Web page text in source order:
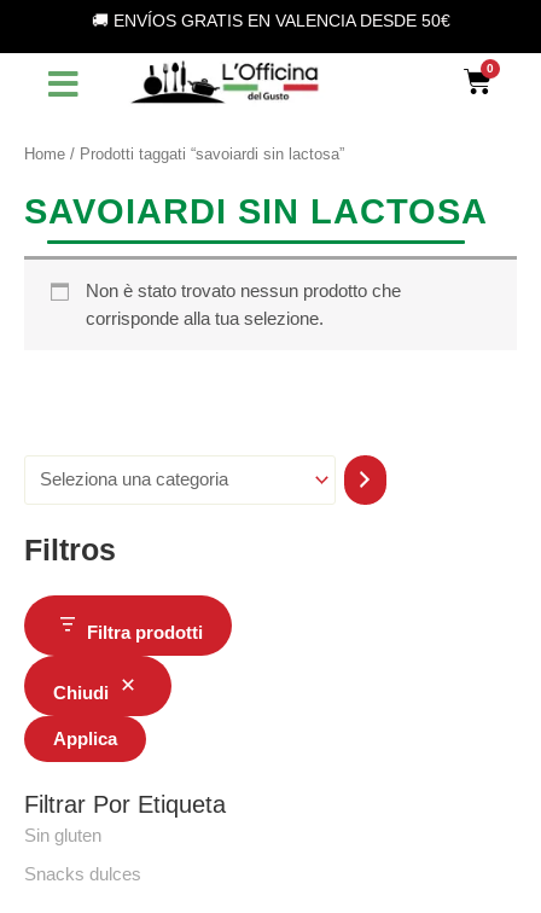
contenuto
🚚 ENVÍOS GRATIS EN VALENCIA DESDE 50€
l
o
u
a
Filtros
Filtra prodotti
Chiudi
Applica
Filtrar Por Etiqueta
Sin gluten
Snacks dulces
Home / Prodotti taggati “savoiardi sin lactosa”
SAVOIARDI SIN LACTOSA
Non è stato trovato nessun prodotto che
corrisponde alla tua selezione.